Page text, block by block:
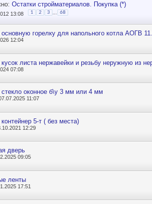
Остатки стройматериалов. Покупка (*)
13:08 1 2 3 68
горелку для напольного котла АОГВ
12:04
листа нержавейки и резьбу неружную из
07:08
оконное б\у 3 мм или 4 мм
11:07
5-т ( без места)
12:29
дверь
09:05
ленты
17:51